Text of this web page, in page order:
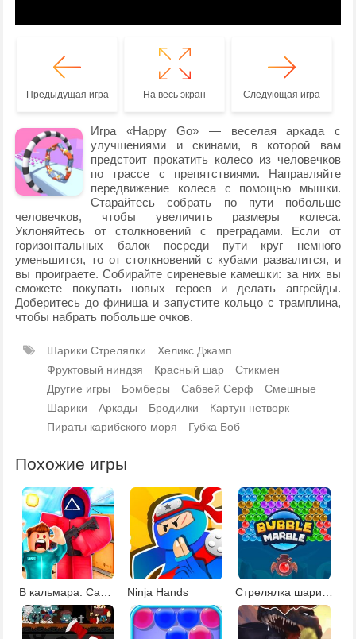
Предыдущая игра На весь экран Следующая игра
Игра «Happy Go» — веселая аркада с
улучшениями и скинами, в которой вам
предстоит прокатить колесо из человечков
по трассе с препятствиями. Направляйте
передвижение колеса с помощью мышки.
Старайтесь собрать по пути побольше
человечков, чтобы увеличить размеры колеса.
Уклоняйтесь от столкновений с преградами. Если от
горизонтальных балок посреди пути круг немного
уменьшится, то от столкновений с кубами развалится, и
вы проиграете. Собирайте сиреневые камешки: за них вы
сможете покупать новых героев и делать апгрейды.
Доберитесь до финиша и запустите кольцо с трамплина,
чтобы набрать побольше очков.
Шарики Стрелялки
Хеликс Джамп
Фруктовый ниндзя
Красный шар
Стикмен
Другие игры
Бомберы Сабвей Серф
Смешные
Шарики
Аркады Бродилки
Картун нетворк
Пираты карибского моря
Губка Боб
Похожие игры
Ninja Hands